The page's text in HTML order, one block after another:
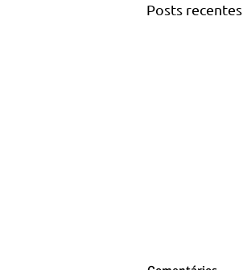
Posts recentes